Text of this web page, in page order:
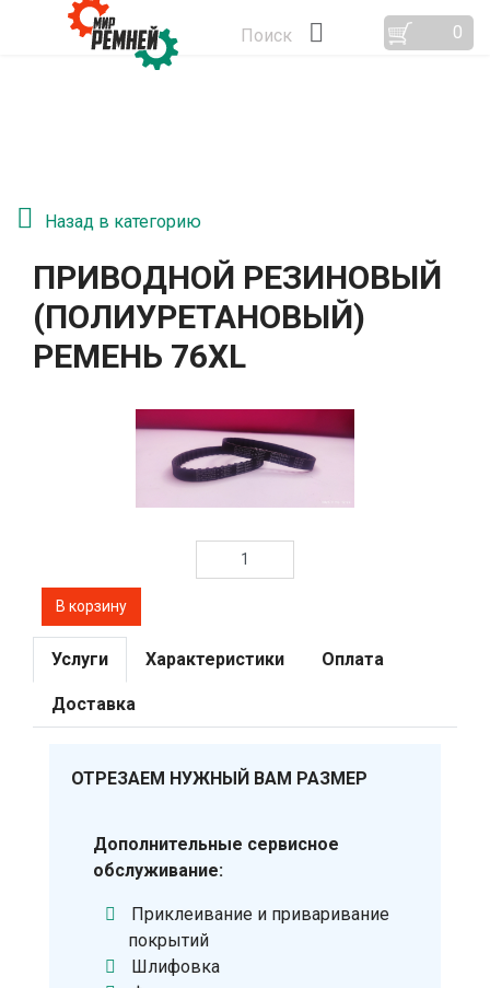
Поиск 0
Назад в категорию
ПРИВОДНОЙ РЕЗИНОВЫЙ
(ПОЛИУРЕТАНОВЫЙ)
РЕМЕНЬ 76XL
Услуги Характеристики Оплата
Доставка
ОТРЕЗАЕМ НУЖНЫЙ ВАМ РАЗМЕР
Дополнительные сервисное
обслуживание:
Приклеивание и приваривание
покрытий
Шлифовка